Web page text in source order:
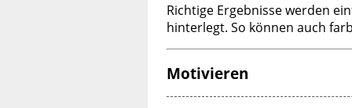
Richtige Ergebnisse werden
hinterlegt. So können auch
Motivieren